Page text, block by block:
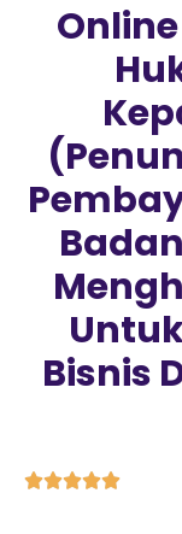
Bisnis
